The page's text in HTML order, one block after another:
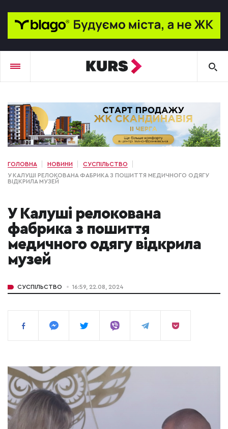
ГОЛОВНА НОВИНИ
СУСПІЛЬСТВО
У КАЛУШІ РЕЛОКОВАНА ФАБРИКА З ПОШИТТЯ МЕДИЧНОГО ОДЯГУ
ВІДКРИЛА МУЗЕЙ
У Калуші релокована
фабрика з пошиття
медичного одягу відкрила
музей
СУСПІЛЬСТВО 16:59, 22.08, 2024